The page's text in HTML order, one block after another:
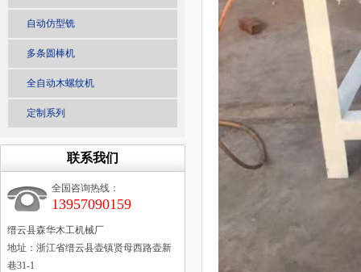
自动仿型铣
多条圆棒机
全自动木螺纹机
定制系列
联系我们
全国咨询热线：
13957090159
缙云县森华木工机械厂
地址：浙江省缙云县壶镇贤母西路壶新
巷31-1